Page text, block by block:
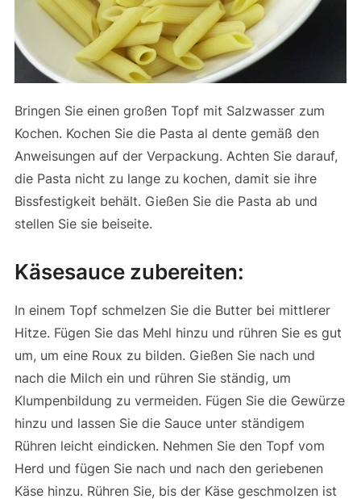
Bringen Sie einen großen Topf mit Salzwasser zum
Kochen. Kochen Sie die Pasta al dente gemäß den
Anweisungen auf der Verpackung. Achten Sie darauf,
die Pasta nicht zu lange zu kochen, damit sie ihre
Bissfestigkeit behält. Gießen Sie die Pasta ab und
stellen Sie sie beiseite.
Käsesauce zubereiten:
In einem Topf schmelzen Sie die Butter bei mittlerer
Hitze. Fügen Sie das Mehl hinzu und rühren Sie es gut
um, um eine Roux zu bilden. Gießen Sie nach und
nach die Milch ein und rühren Sie ständig, um
Klumpenbildung zu vermeiden. Fügen Sie die Gewürze
hinzu und lassen Sie die Sauce unter ständigem
Rühren leicht eindicken. Nehmen Sie den Topf vom
Herd und fügen Sie nach und nach den geriebenen
Käse hinzu. Rühren Sie, bis der Käse geschmolzen ist